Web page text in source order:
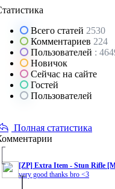
Всего статей 2530
Комментариев 224
Пользователей :
Новичок
Сейчас на сайте
Гостей
Пользователей
Полная статистика
[ZP] Extra Item - Stun Rifle
very good thanks bro <3